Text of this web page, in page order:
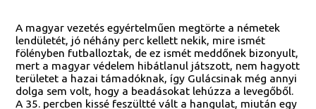
A magyar vezetés egyértelműen megtörte a németek
lendületét, jó néhány perc kellett nekik, mire ismét
fölényben futballoztak, de ez ismét meddőnek bizonyult,
mert a magyar védelem hibátlanul játszott, nem hagyott
területet a hazai támadóknak, így Gulácsinak még annyi
dolga sem volt, hogy a beadásokat lehúzza a levegőből.
A 35. percben kissé feszültté vált a hangulat, miután egy